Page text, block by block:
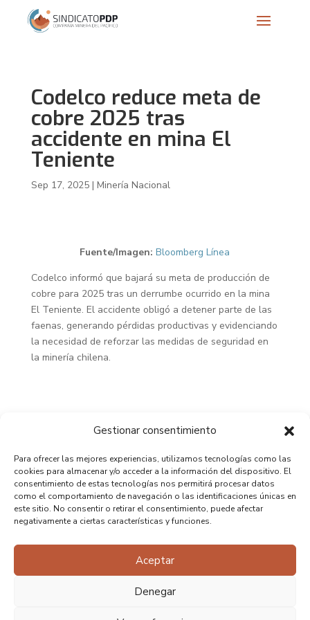
Gestionar consentimiento
Para ofrecer las mejores experiencias, utilizamos tecnologías como las
cookies para almacenar y/o acceder a la información del dispositivo. El
consentimiento de estas tecnologías nos permitirá procesar datos
como el comportamiento de navegación o las identificaciones únicas en
este sitio. No consentir o retirar el consentimiento, puede afectar
negativamente a ciertas características y funciones.
Aceptar
Denegar
Codelco reduce meta de
cobre 2025 tras
accidente en mina El
Teniente
Sep 17, 2025| Minería Nacional
Fuente/Imagen: Bloomberg Línea
Codelco informó que bajará su meta de producción de
cobre para 2025 tras un derrumbe ocurrido en la mina
El Teniente. El accidente obligó a detener parte de las
faenas, generando pérdidas productivas y evidenciando
la necesidad de reforzar las medidas de seguridad en
la minería chilena.